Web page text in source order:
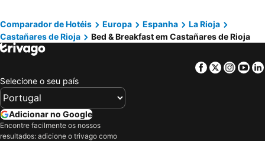
Comparador de Hotéis Europa Espanha
La Rioja
Castañares de Rioja
Bed & Breakfast em Castañares de Rioja
Facebook
Twitter
Selecione o seu país
Adicionar no Google
Encontre facilmente os nossos
resultados: adicione o trivago como